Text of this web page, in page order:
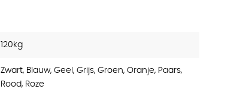
120kg
Zwart, Blauw, Geel, Grijs, Groen, Oranje, Paars,
Rood, Roze